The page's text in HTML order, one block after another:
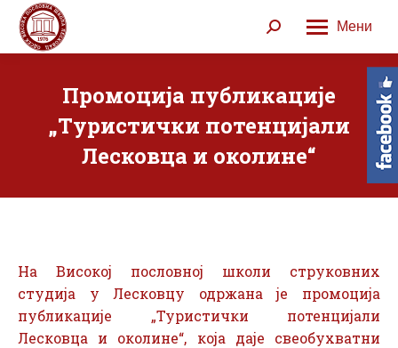
Мени
Search:
Промоција публикације
„Туристички потенцијали
Лесковца и околине“
На Високој пословној школи струковних
студија у Лесковцу одржана је промоција
публикације „Туристички потенцијали
Лесковца и околине“, која даје свеобухватни